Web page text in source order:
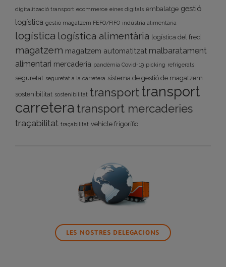
digitalització transport ecommerce eines digitals embalatge gestió
logística gestió magatzem FEFO/FIFO indústria alimentària
logística logística alimentària logística del fred
magatzem magatzem automatitzat malbaratament
alimentari mercaderia pandèmia Covid-19 picking refrigerats
seguretat seguretat a la carretera sistema de gestió de magatzem
sostenibilitat sostenibilitat transporttransport
carretera transport mercaderies
traçabilitat traçabilitat vehicle frigorífic
LES NOSTRES DELEGACIONS